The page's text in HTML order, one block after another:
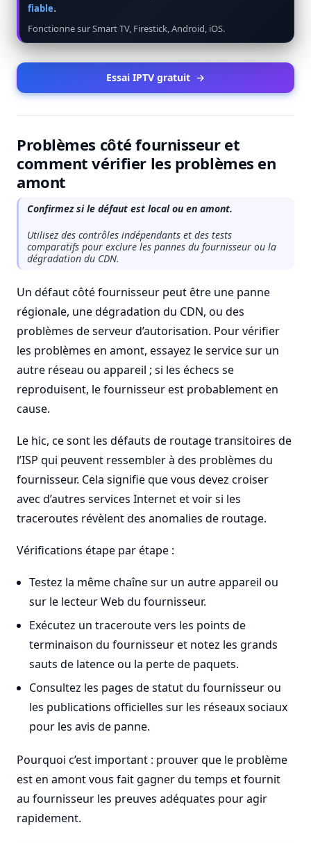
fiable.
Fonctionne sur Smart TV, Firestick, Android, iOS.
Essai IPTV gratuit →
Problèmes côté fournisseur et
comment vérifier les problèmes en
amont
Confirmez si le défaut est local ou en amont.
Utilisez des contrôles indépendants et des tests
comparatifs pour exclure les pannes du fournisseur ou la
dégradation du CDN.
Un défaut côté fournisseur peut être une panne
régionale, une dégradation du CDN, ou des
problèmes de serveur d’autorisation. Pour vérifier
les problèmes en amont, essayez le service sur un
autre réseau ou appareil ; si les échecs se
reproduisent, le fournisseur est probablement en
cause.
Le hic, ce sont les défauts de routage transitoires de
l’ISP qui peuvent ressembler à des problèmes du
fournisseur. Cela signifie que vous devez croiser
avec d’autres services Internet et voir si les
traceroutes révèlent des anomalies de routage.
Vérifications étape par étape :
Testez la même chaîne sur un autre appareil ou
sur le lecteur Web du fournisseur.
Exécutez un traceroute vers les points de
terminaison du fournisseur et notez les grands
sauts de latence ou la perte de paquets.
Consultez les pages de statut du fournisseur ou
les publications officielles sur les réseaux sociaux
pour les avis de panne.
Pourquoi c’est important : prouver que le problème
est en amont vous fait gagner du temps et fournit
au fournisseur les preuves adéquates pour agir
rapidement.